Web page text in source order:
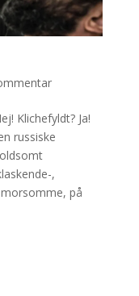
Klichefyldt? Ja!
russiske
,
på